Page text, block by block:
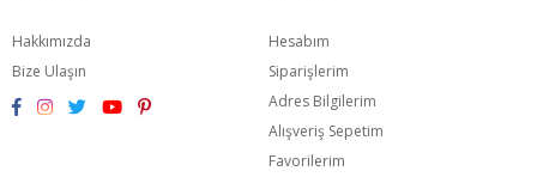
Hakkımızda
Bize Ulaşın
Hesabım
Siparişlerim
Adres Bilgilerim
Alışveriş Sepetim
Favorilerim